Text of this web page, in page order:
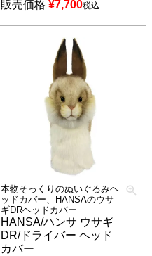
販売価格 ¥7,700税込
本物そっくりのぬいぐるみヘ
ッドカバー、HANSAのウサ
ギDRヘッドカバー
HANSA/ハンサ ウサギ
DR/ドライバー ヘッド
カバー